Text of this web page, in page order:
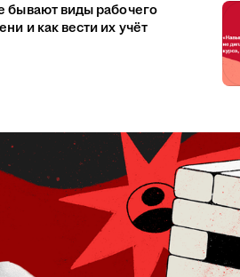
бывают виды рабочего
и как вести их учёт